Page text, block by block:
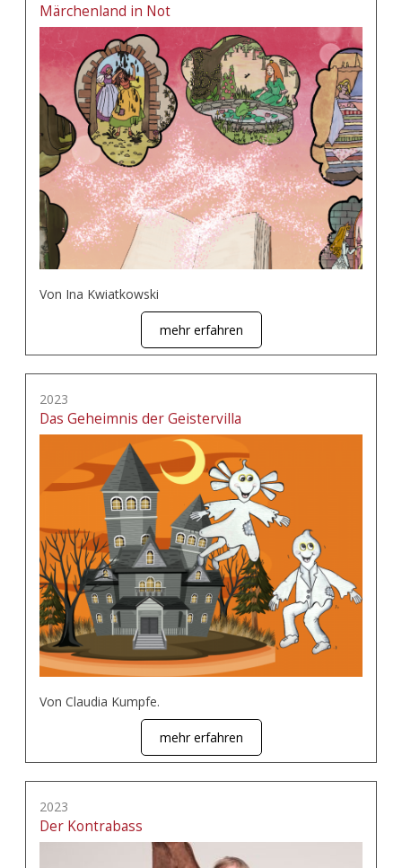
Märchenland in Not
Von Ina Kwiatkowski
mehr erfahren
2023
Das Geheimnis der Geistervilla
Von Claudia Kumpfe.
mehr erfahren
2023
Der Kontrabass